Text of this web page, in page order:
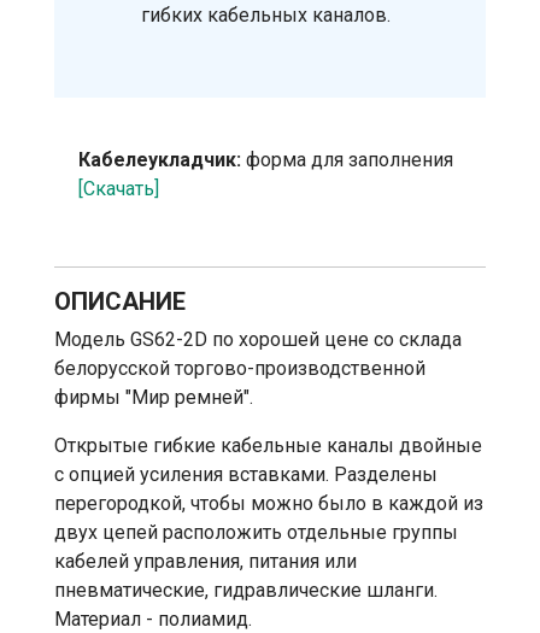
гибких кабельных каналов.
Кабелеукладчик: форма для заполнения
[Скачать]
ОПИСАНИЕ
Модель GS62-2D по хорошей цене со склада
белорусской торгово-производственной
фирмы "Мир ремней".
Открытые гибкие кабельные каналы двойные
с опцией усиления вставками. Разделены
перегородкой, чтобы можно было в каждой из
двух цепей расположить отдельные группы
кабелей управления, питания или
пневматические, гидравлические шланги.
Материал - полиамид.